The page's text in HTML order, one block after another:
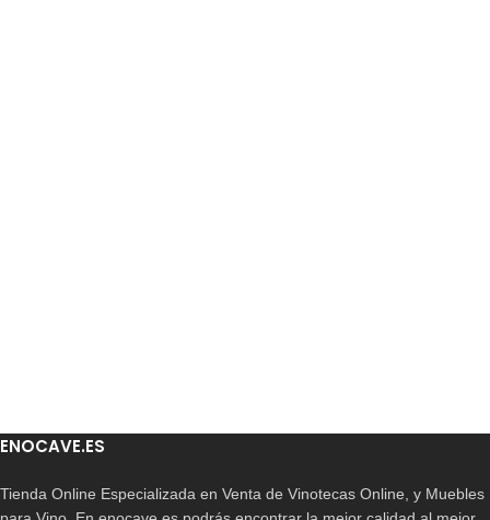
ENOCAVE.ES
Tienda Online Especializada en Venta de Vinotecas Online, y Muebles